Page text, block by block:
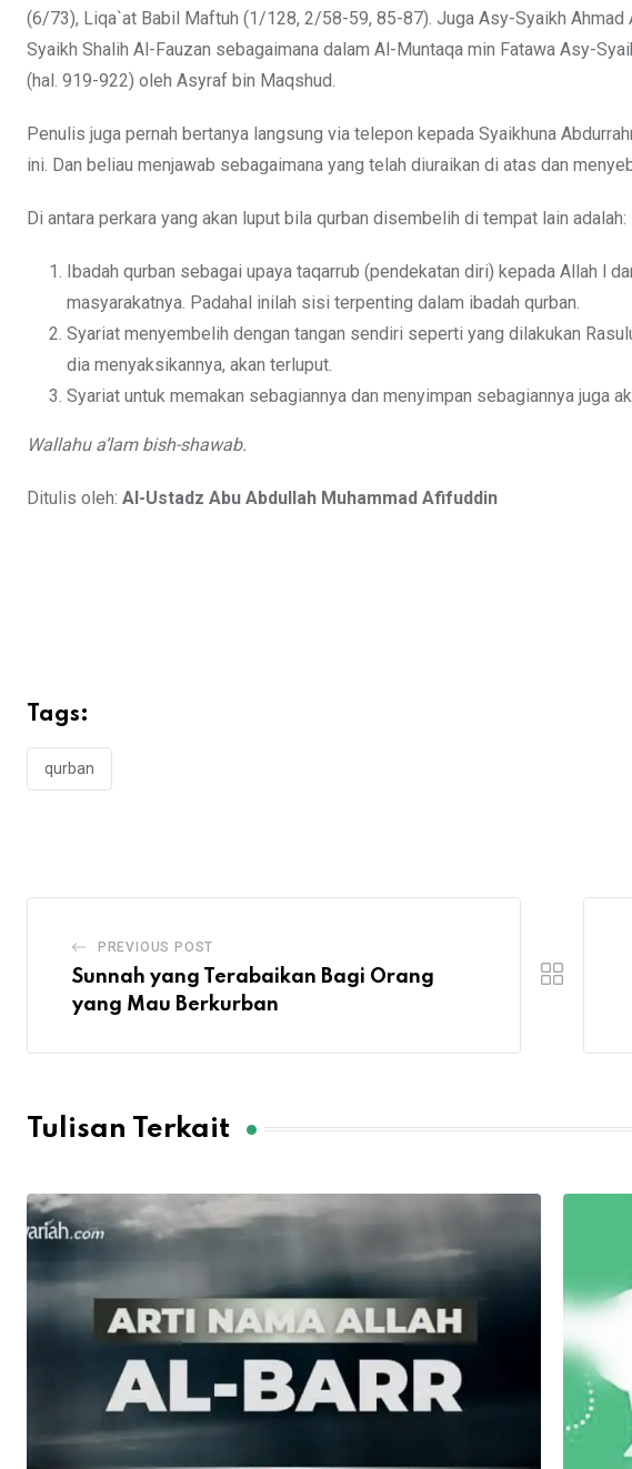
(6/73), Liqa`at Babil Maftuh (1/128, 2/58-59, 85-87). Juga Asy-Syaikh
Syaikh Shalih Al-Fauzan sebagaimana dalam Al-Muntaqa min Fatawa Asy-
(hal. 919-922) oleh Asyraf bin Maqshud.
Penulis juga pernah bertanya langsung via telepon kepada Syaikhuna
ini. Dan beliau menjawab sebagaimana yang telah diuraikan di atas dan
Di antara perkara yang akan luput bila qurban disembelih di tempat lain adalah:
Ibadah qurban sebagai upaya taqarrub (pendekatan diri) kepada Allah l
masyarakatnya. Padahal inilah sisi terpenting dalam ibadah qurban.
Syariat menyembelih dengan tangan sendiri seperti yang dilakukan
dia menyaksikannya, akan terluput.
Syariat untuk memakan sebagiannya dan menyimpan sebagiannya juga
Wallahu a’lam bish-shawab.
Ditulis oleh: Al-Ustadz Abu Abdullah Muhammad Afifuddin
Tags:
qurban
PREVIOUS POST
Sunnah yang Terabaikan Bagi Orang
yang Mau Berkurban
Tulisan Terkait